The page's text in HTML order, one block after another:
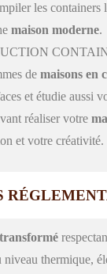
les containers
maison moderne.
demaisons en
etétudie aussi
réaliser votre
et votre créativité.
niveau thermique,